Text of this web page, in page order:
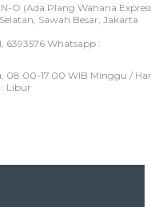
O (Ada Plang Wahana
Sawah Besar, Jakarta
6393576 Whatsapp :
08.00-17.00 WIB Minggu /
: Libur